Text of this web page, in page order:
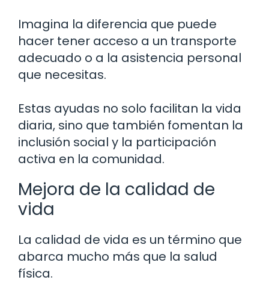
Imagina la diferencia que puede
hacer tener acceso a un transporte
adecuado o a la asistencia personal
que necesitas.
Estas ayudas no solo facilitan la vida
diaria, sino que también fomentan la
inclusión social y la participación
activa en la comunidad.
Mejora de la calidad de
vida
La calidad de vida es un término que
abarca mucho más que la salud
física.